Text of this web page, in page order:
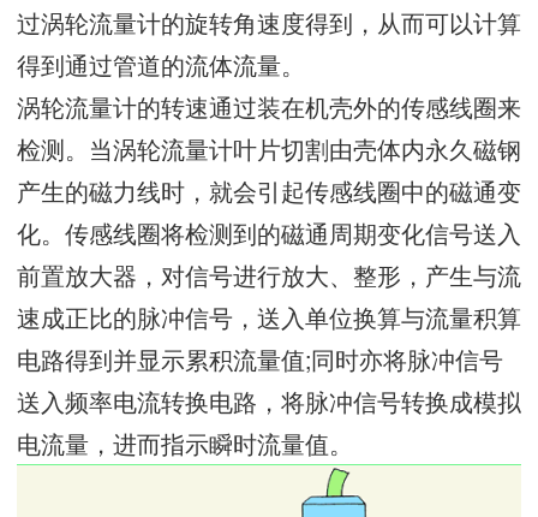
过涡轮流量计的旋转角速度得到，从而可以计算
得到通过管道的流体流量。
涡轮流量计的转速通过装在机壳外的传感线圈来
检测。当涡轮流量计叶片切割由壳体内永久磁钢
产生的磁力线时，就会引起传感线圈中的磁通变
化。传感线圈将检测到的磁通周期变化信号送入
前置放大器，对信号进行放大、整形，产生与流
速成正比的脉冲信号，送入单位换算与流量积算
电路得到并显示累积流量值;同时亦将脉冲信号
送入频率电流转换电路，将脉冲信号转换成模拟
电流量，进而指示瞬时流量值。